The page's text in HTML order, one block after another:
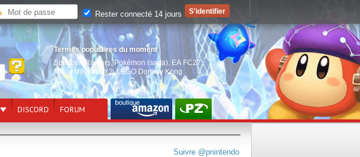
Termes populaires du moment
Splatoon Raiders, Pokémon (saga) EA FC27,
Nintendo Switch 2,LEGO Donkey Kong
DISCORD FORUM
Suivre @pnintendo
Rester connecté 14 jours